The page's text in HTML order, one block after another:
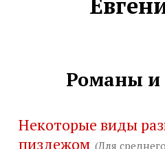
Романы и
Некоторые виды
пиздежом (Для